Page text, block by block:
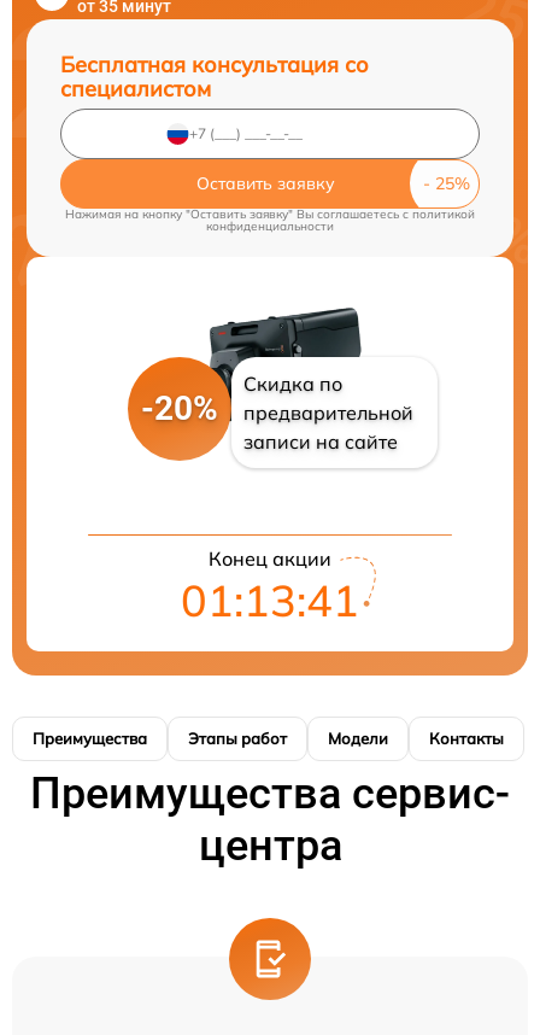
от 35 минут
Бесплатная консультация со
специалистом
Оставить заявку
Нажимая на кнопку "Оставить заявку" Вы соглашаетесь cполитикой
конфиденциальности
-20%
Скидка по
предварительной
записи на сайте
Конец акции
01:13:40
Преимущества Этапы работ Модели Контакты
Преимущества сервис-
центра